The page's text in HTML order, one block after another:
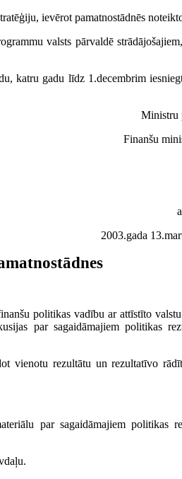
ievērot pamatnostādnēs
valsts pārvaldē
katru gadu līdz 1.decembrim
Ministru
Finanšu
2003.gada
politikas vadību ar attīstīto
par sagaidāmajiem politikas
vienotu rezultātu un rezultatīvo
par sagaidāmajiem politikas